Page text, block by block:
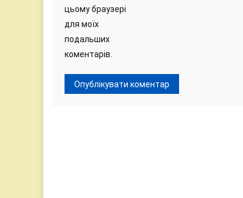
цьому браузері
для моїх
подальших
коментарів.